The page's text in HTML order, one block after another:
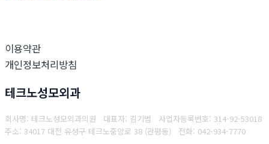
이용약관
개인정보처리방침
테크노성모외과
회사명: 테크노성모외과의원 대표자: 김기범 사업자등록번호: 314-92-53018
주소: 34017 대전 유성구 테크노중앙로 38 (관평동) 전화: 042-934-7770